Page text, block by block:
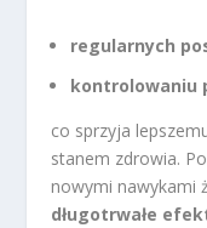
regularnych
kontrolowaniu
co sprzyja
stanem zdrowia.
nowymi nawykami
długotrwałe